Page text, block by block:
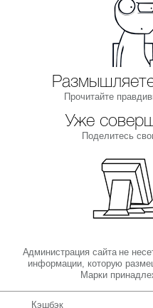
Прочитайте
Уже
Поделитесь
Администрация сайта не
информации, которую
Марки
Кэшбэк